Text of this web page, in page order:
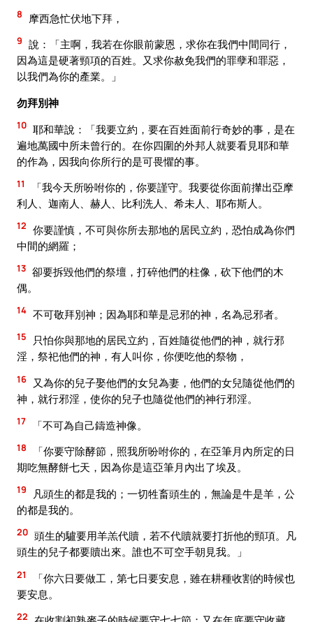
8 摩西急忙伏地下拜，
9 說：「主啊，我若在你眼前蒙恩，求你在我們中間同行，
因為這是硬著頸項的百姓。又求你赦免我們的罪孽和罪惡，
以我們為你的產業。」
勿拜別神
10 耶和華說：「我要立約，要在百姓面前行奇妙的事，是在
遍地萬國中所未曾行的。在你四圍的外邦人就要看見耶和華
的作為，因我向你所行的是可畏懼的事。
11
「我今天所吩咐你的，你要謹守。我要從你面前攆出亞摩
利人、迦南人、赫人、比利洗人、希未人、耶布斯人。
12 你要謹慎，不可與你所去那地的居民立約，恐怕成為你們
中間的網羅；
13 卻要拆毀他們的祭壇，打碎他們的柱像，砍下他們的木
偶。
14 不可敬拜別神；因為耶和華是忌邪的神，名為忌邪者。
15
只怕你與那地的居民立約，百姓隨從他們的神，就行邪
淫，祭祀他們的神，有人叫你，你便吃他的祭物，
16
又為你的兒子娶他們的女兒為妻，他們的女兒隨從他們的
神，就行邪淫，使你的兒子也隨從他們的神行邪淫。
17 「不可為自己鑄造神像。
18
「你要守除酵節，照我所吩咐你的，在亞筆月內所定的日
期吃無酵餅七天，因為你是這亞筆月內出了埃及。
19
凡頭生的都是我的；一切牲畜頭生的，無論是牛是羊，公
的都是我的。
20 頭生的驢要用羊羔代贖，若不代贖就要打折他的頸項。凡
頭生的兒子都要贖出來。誰也不可空手朝見我。」
21
「你六日要做工，第七日要安息，雖在耕種收割的時候也
要安息。
22